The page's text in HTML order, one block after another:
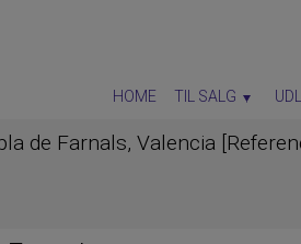
HOME TIL SALG
de Farnals, Valencia